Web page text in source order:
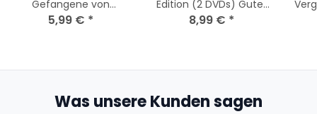
Gefangene von
Askaban ( 2 DVDs ) DVD
5,99 € *
Edition (2 DVDs) Guter
Zustand
8,99 € *
Was unsere Kunden sagen